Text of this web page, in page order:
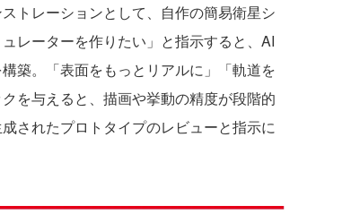
トレーションとして、自作の簡易衛星シ
レーターを作りたい」と指示すると、AI
築。「表面をもっとリアルに」「軌道を
を与えると、描画や挙動の精度が段階的
されたプロトタイプのレビューと指示に